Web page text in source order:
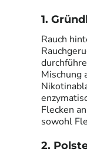
1.
Rauch
Mischung
Flecken
sowohl
2.